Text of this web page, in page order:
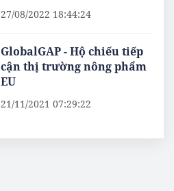
27/08/2022 18:44:24
GlobalGAP - Hộ chiếu tiếp
cận thị trường nông phẩm
EU
21/11/2021 07:29:22